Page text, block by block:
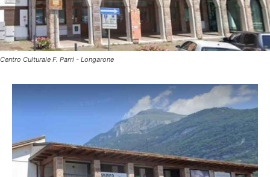
Centro Culturale F. Parri - Longarone